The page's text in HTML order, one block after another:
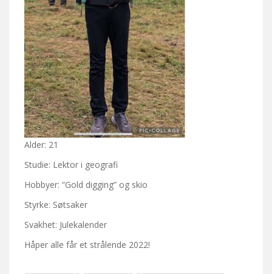
Alder: 21
Studie: Lektor i geografi
Hobbyer: “Gold digging” og skio
Styrke: Søtsaker
Svakhet: Julekalender
Håper alle får et strålende 2022!